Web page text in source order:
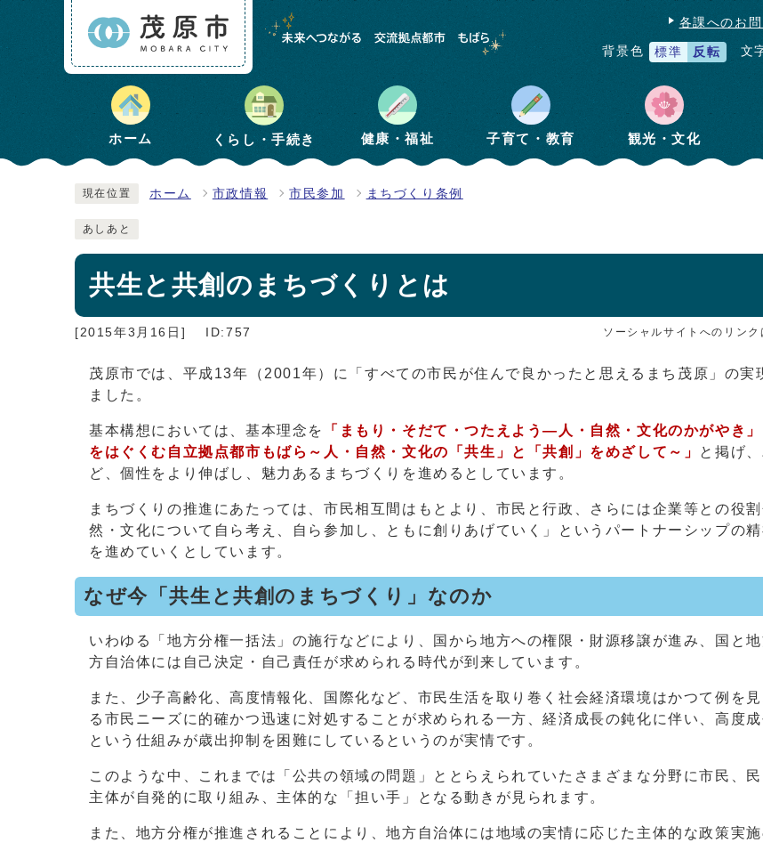
各課へのお
背景色 標準 反転 文
ホーム くらし・手続き 健康・福祉 子育て・教育 観光・文化
現在位置 ホーム 市政情報 市民参加 まちづくり条例
あしあと
共生と共創のまちづくりとは
[2015年3月16日] ID:757 ソーシャルサイトへのリン
茂原市では、平成13年（2001年）に「すべての市民が住んで良かったと思えるまち茂原」の
ました。
基本構想においては、基本理念を 「まもり・そだて・つたえよう―人・自然・文化のかがやき」
をはぐくむ自立拠点都市もばら～人・自然・文化の「共生」と「共創」をめざして～」 と掲げ
ど、個性をより伸ばし、魅力あるまちづくりを進めるとしています。
まちづくりの推進にあたっては、市民相互間はもとより、市民と行政、さらには企業等との役
然・文化について自ら考え、自ら参加し、ともに創りあげていく」というパートナーシップの
を進めていくとしています。
なぜ今「共生と共創のまちづくり」なのか
いわゆる「地方分権一括法」の施行などにより、国から地方への権限・財源移譲が進み、国と
方自治体には自己決定・自己責任が求められる時代が到来しています。
また、少子高齢化、高度情報化、国際化など、市民生活を取り巻く社会経済環境はかつて例を
る市民ニーズに的確かつ迅速に対処することが求められる一方、経済成長の鈍化に伴い、高度
という仕組みが歳出抑制を困難にしているというのが実情です。
このような中、これまでは「公共の領域の問題」ととらえられていたさまざまな分野に市民、
主体が自発的に取り組み、主体的な「担い手」となる動きが見られます。
また、地方分権が推進されることにより、地方自治体には地域の実情に応じた主体的な政策実